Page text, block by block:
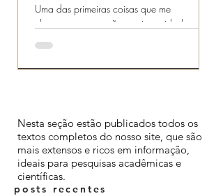
Uma das primeiras coisas que me
chamaram a atenção aqui na cidade onde
arquiteturas. Tem para todos os...
Nesta seção estão publicados todos os
textos completos do nosso site, que são
mais extensos e ricos em informação,
ideais para pesquisas acadêmicas e
científicas.
posts recentes